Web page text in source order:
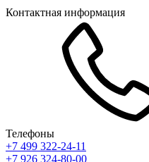
Контактная информация
Телефоны
+7 499 322-24-11
+7 926 324-80-00